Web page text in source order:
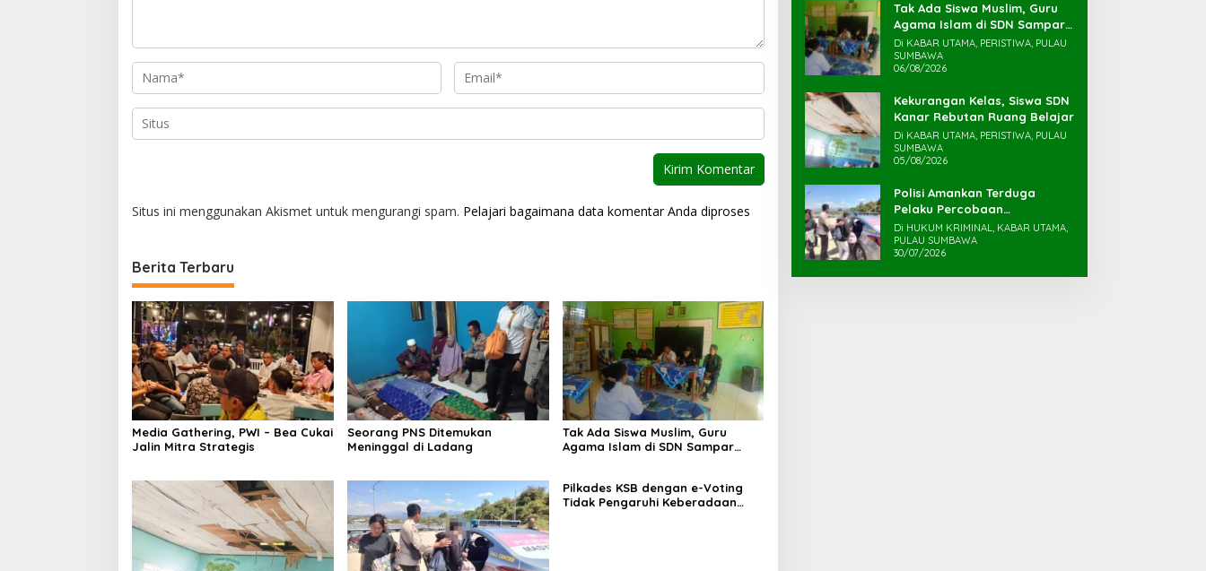
s
Situs ini menggunakan Akismet untuk mengurangi spam. Pelajari bagaimana data komentar Anda diproses
Berita Terbaru
Media Gathering, PWI – Bea Cukai
Jalin Mitra Strategis
Seorang PNS Ditemukan
Meninggal di Ladang
Tak Ada Siswa Muslim, Guru
Agama Islam di SDN Sampar
Pilkades KSB dengan e-Voting
Tidak Pengaruhi Keberadaan
Tak Ada Siswa Muslim, Guru
Agama Islam di SDN Sampar
Maras Terkatung-katung ‎
Di KABAR UTAMA, PERISTIWA, PULAU
SUMBAWA
06/08/2026
Kekurangan Kelas, Siswa SDN
Kanar Rebutan Ruang Belajar
Di KABAR UTAMA, PERISTIWA, PULAU
SUMBAWA
05/08/2026
Polisi Amankan Terduga
Pelaku Percobaan
Pemerkosaan yang Ancam
Korban dengan Parang
Di HUKUM KRIMINAL, KABAR UTAMA,
PULAU SUMBAWA
30/07/2026